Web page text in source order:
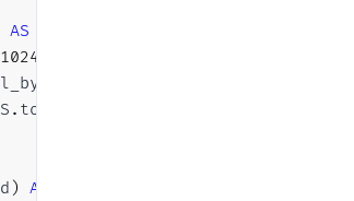
AS
1024
. total_bytes
) AS